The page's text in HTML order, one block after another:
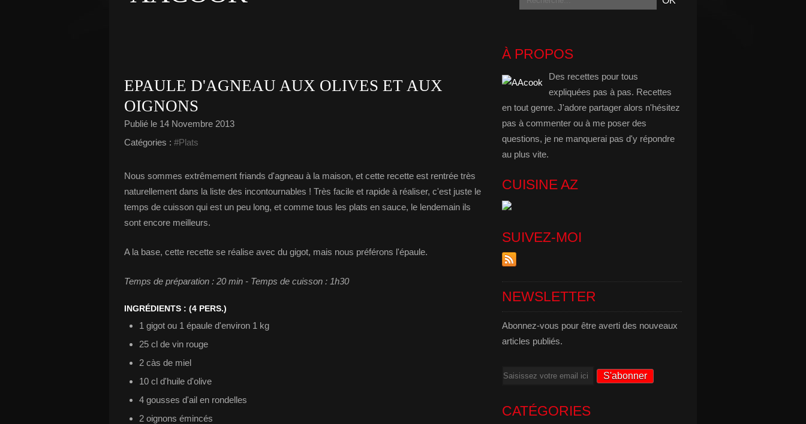
EPAULE D'AGNEAU AUX OLIVES ET AUX
OIGNONS
Publié le 14 Novembre 2013
Catégories : #Plats
Nous sommes extrêmement friands d'agneau à la maison, et cette recette est rentrée très
naturellement dans la liste des incontournables ! Très facile et rapide à réaliser, c'est juste le
temps de cuisson qui est un peu long, et comme tous les plats en sauce, le lendemain ils
sont encore meilleurs.
A la base, cette recette se réalise avec du gigot, mais nous préférons l'épaule.
Temps de préparation : 20 min - Temps de cuisson : 1h30
INGRÉDIENTS : (4 PERS.)
1 gigot ou 1 épaule d'environ 1 kg
25 cl de vin rouge
2 càs de miel
10 cl d'huile d'olive
4 gousses d'ail en rondelles
2 oignons émincés
À PROPOS
Des recettes pour tous
expliquées pas à pas. Recettes
en tout genre. J'adore partager alors n'hésitez
pas à commenter ou à me poser des
questions, je ne manquerai pas d'y répondre
au plus vite.
CUISINE AZ
SUIVEZ-MOI
NEWSLETTER
Abonnez-vous pour être averti des nouveaux
articles publiés.
Email
CATÉGORIES